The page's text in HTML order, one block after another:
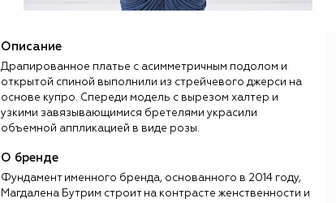
Описание
Драпированное платье с асимметричным подолом и
открытой спиной выполнили из стрейчевого джерси на
основе купро. Спереди модель с вырезом халтер и
узкими завязывающимися бретелями украсили
объемной аппликацией в виде розы.
О бренде
Фундамент именного бренда, основанного в 2014 году,
Магдалена Бутрим строит на контрасте женственности и